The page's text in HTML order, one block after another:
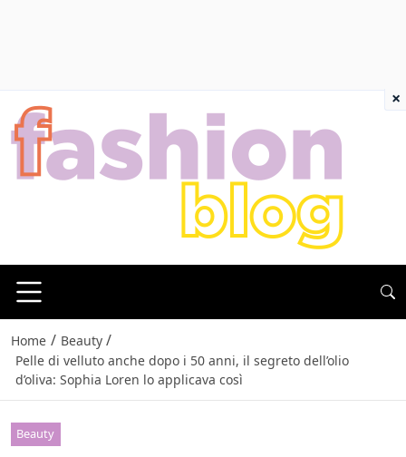
Home / Beauty /
Pelle di velluto anche dopo i 50 anni, il segreto dell’olio
d’oliva: Sophia Loren lo applicava così
Beauty
×